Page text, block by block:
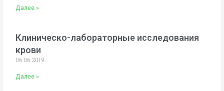
Далее »
Клиническо-лабораторные исследования
крови
06.06.2019
Далее »